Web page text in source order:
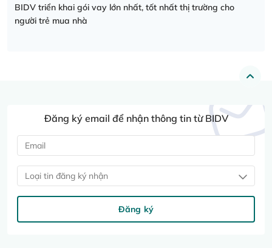
BIDV triển khai gói vay lớn nhất, tốt nhất thị trường cho
người trẻ mua nhà
Đăng ký email để nhận thông tin từ BIDV
Loại tin đăng ký nhận
Đăng ký